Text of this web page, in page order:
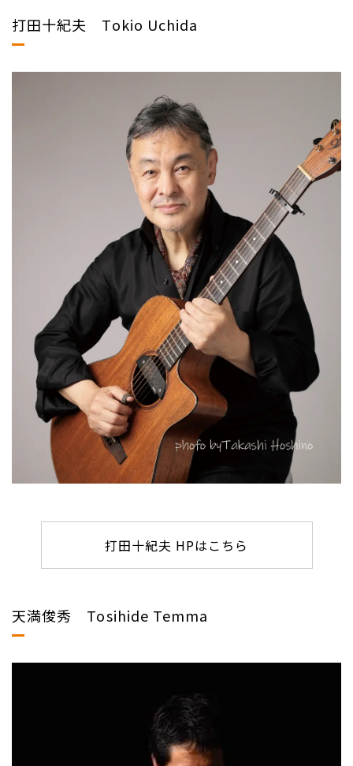
打田十紀夫 Tokio Uchida
打田十紀夫 HPはこちら
天満俊秀 Tosihide Temma